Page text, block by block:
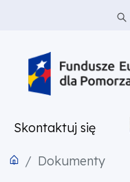
PRZEJDŹ DO TREŚCI
Skontaktuj się
Dokumenty